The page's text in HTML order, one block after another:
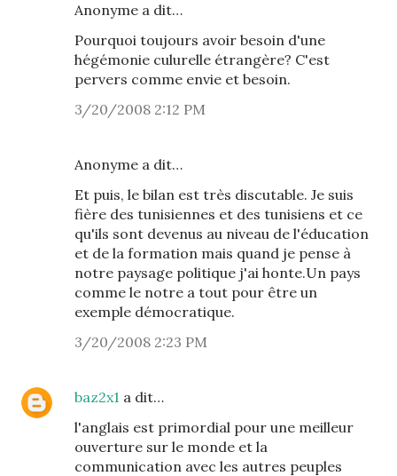
Anonyme a dit…
Pourquoi toujours avoir besoin d'une
hégémonie culurelle étrangère? C'est
pervers comme envie et besoin.
3/20/2008 2:12 PM
Anonyme a dit…
Et puis, le bilan est très discutable. Je suis
fière des tunisiennes et des tunisiens et ce
qu'ils sont devenus au niveau de l'éducation
et de la formation mais quand je pense à
notre paysage politique j'ai honte.Un pays
comme le notre a tout pour être un
exemple démocratique.
3/20/2008 2:23 PM
baz2x1 a dit…
l'anglais est primordial pour une meilleur
ouverture sur le monde et la
communication avec les autres peuples